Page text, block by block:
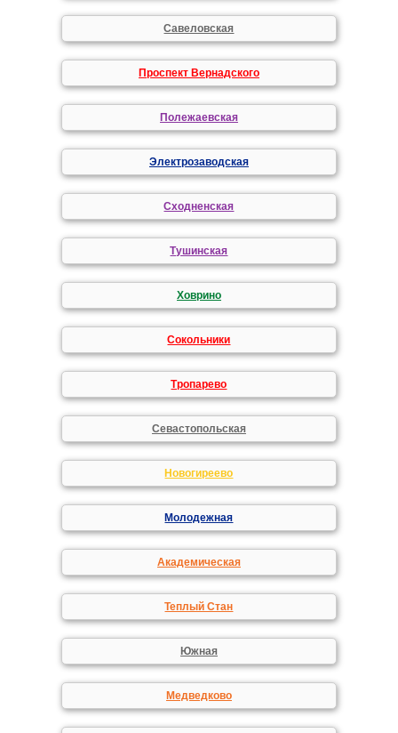
Савеловская
Проспект Вернадского
Полежаевская
Электрозаводская
Сходненская
Тушинская
Ховрино
Сокольники
Тропарево
Севастопольская
Новогиреево
Молодежная
Академическая
Теплый Стан
Южная
Медведково